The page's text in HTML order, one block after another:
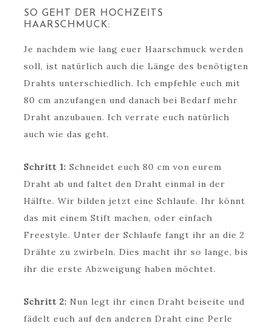
SO GEHT DER HOCHZEITS
HAARSCHMUCK:
Je nachdem wie lang euer Haarschmuck werden
soll, ist natürlich auch die Länge des benötigten
Drahts unterschiedlich. Ich empfehle euch mit
80 cm anzufangen und danach bei Bedarf mehr
Draht anzubauen. Ich verrate euch natürlich
auch wie das geht.
Schritt 1: Schneidet euch 80 cm von eurem
Draht ab und faltet den Draht einmal in der
Hälfte. Wir bilden jetzt eine Schlaufe. Ihr könnt
das mit einem Stift machen, oder einfach
Freestyle. Unter der Schlaufe fangt ihr an die 2
Drähte zu zwirbeln. Dies macht ihr so lange, bis
ihr die erste Abzweigung haben möchtet.
Schritt 2: Nun legt ihr einen Draht beiseite und
fädelt euch auf den anderen Draht eine Perle